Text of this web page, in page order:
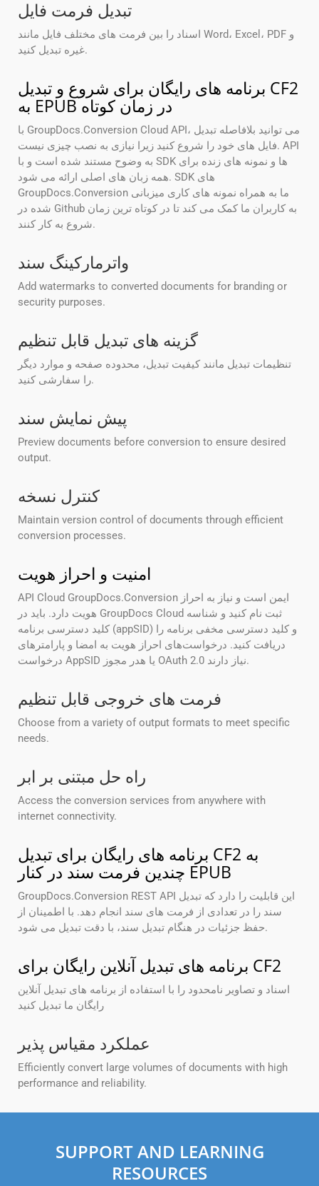
تبدیل فرمت فایل
اسناد را بین فرمت های مختلف فایل مانند Word، Excel، PDF و
غیره تبدیل کنید.
برنامه های رایگان برای شروع و تبدیل CF2
به EPUB در زمان کوتاه
با GroupDocs.Conversion Cloud API، می توانید بلافاصله تبدیل
فایل های خود را شروع کنید زیرا نیازی به نصب چیزی نیست. API
به وضوح مستند شده است و با SDK ها و نمونه های زنده برای
همه زبان های اصلی ارائه می شود. SDK های
GroupDocs.Conversion ما به همراه نمونه های کاری میزبانی
شده در Github به کاربران ما کمک می کند تا در کوتاه ترین زمان
شروع به کار کنند.
واترمارکینگ سند
Add watermarks to converted documents for branding or
security purposes.
گزینه های تبدیل قابل تنظیم
تنظیمات تبدیل مانند کیفیت تبدیل، محدوده صفحه و موارد دیگر
را سفارشی کنید.
پیش نمایش سند
Preview documents before conversion to ensure desired
output.
کنترل نسخه
Maintain version control of documents through efficient
conversion processes.
امنیت و احراز هویت
API Cloud GroupDocs.Conversion ایمن است و نیاز به احراز
هویت دارد. باید در GroupDocs Cloud ثبت نام کنید و شناسه
کلید دسترسی برنامه (appSID) و کلید دسترسی مخفی برنامه را
دریافت کنید. درخواست‌های احراز هویت به امضا و پارامترهای
درخواست AppSID یا هدر مجوز OAuth 2.0 نیاز دارند.
فرمت های خروجی قابل تنظیم
Choose from a variety of output formats to meet specific
needs.
راه حل مبتنی بر ابر
Access the conversion services from anywhere with
internet connectivity.
برنامه های رایگان برای تبدیل CF2 به
چندین فرمت سند در کنار EPUB
GroupDocs.Conversion REST API این قابلیت را دارد که تبدیل
سند را در تعدادی از فرمت های سند انجام دهد. با اطمینان از
حفظ جزئیات در هنگام تبدیل سند، با دقت تبدیل می شود.
برنامه های تبدیل آنلاین رایگان برای CF2
اسناد و تصاویر نامحدود را با استفاده از برنامه های تبدیل آنلاین
رایگان ما تبدیل کنید
عملکرد مقیاس پذیر
Efficiently convert large volumes of documents with high
performance and reliability.
SUPPORT AND LEARNING
RESOURCES